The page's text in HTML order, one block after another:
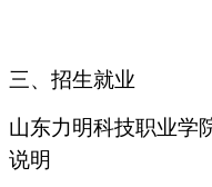
三、招生就业
山东力明科技职业学
说明